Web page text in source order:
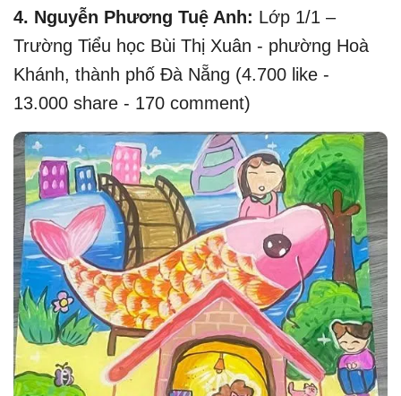
4. Nguyễn Phương Tuệ Anh: Lớp 1/1 –
Trường Tiểu học Bùi Thị Xuân - phường Hoà
Khánh, thành phố Đà Nẵng (4.700 like -
13.000 share - 170 comment)